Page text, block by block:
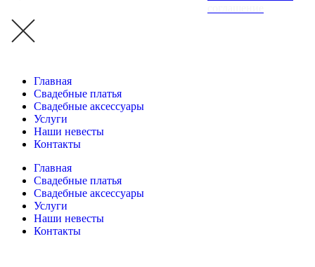
Главная
Свадебные платья
Свадебные аксессуары
Услуги
Наши невесты
Контакты
Главная
Свадебные платья
Свадебные аксессуары
Услуги
Наши невесты
Контакты